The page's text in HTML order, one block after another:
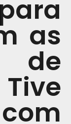
as
de